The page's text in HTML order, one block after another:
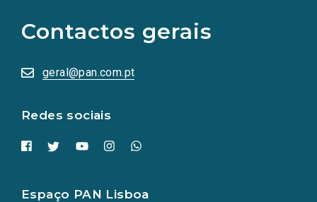
Contactos gerais
geral@pan.com.pt
Redes sociais
redes
sociais
numa
nova
Espaço PAN Lisboa